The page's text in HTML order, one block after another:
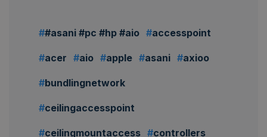
#asani #pc #hp #aio accesspoint
acer aio apple asani axioo
bundlingnetwork
ceilingaccesspoint
ceilingmountaccess controllers